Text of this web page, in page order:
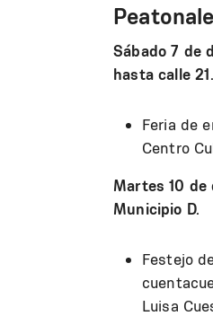
Sábado 7 de
hasta calle
Feria de
Centro
Martes 10 de
Municipio D.
Festejo
Luisa